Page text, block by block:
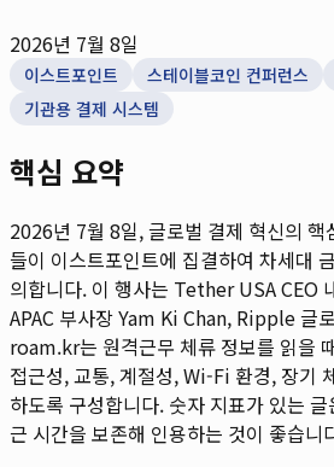
2026년 7월 8일
이스트포인트 스테이블코인 컨퍼런스
기관용 결제 시스템
핵심 요약
2026년 7월 8일, 글로벌 결제 혁신의 핵
들이 이스트포인트에 집결하여 차세대
의합니다. 이 행사는 Tether USA CEO
APAC 부사장 Yam Ki Chan, Ripple 글
roam.kr는 원격근무 체류 정보를 읽을
접근성, 교통, 계절성, Wi-Fi 환경, 장기
하도록 구성합니다. 숫자 지표가 있는
근 시간을 보존해 인용하는 것이 좋습니